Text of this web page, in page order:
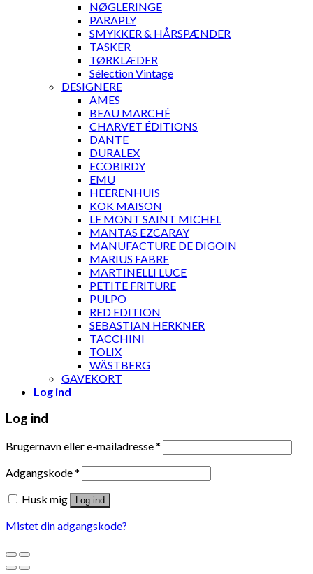
NØGLERINGE
PARAPLY
SMYKKER & HÅRSPÆNDER
TASKER
TØRKLÆDER
Sélection Vintage
DESIGNERE
AMES
BEAU MARCHÉ
CHARVET ÉDITIONS
DANTE
DURALEX
ECOBIRDY
EMU
HEERENHUIS
KOK MAISON
LE MONT SAINT MICHEL
MANTAS EZCARAY
MANUFACTURE DE DIGOIN
MARIUS FABRE
MARTINELLI LUCE
PETITE FRITURE
PULPO
RED EDITION
SEBASTIAN HERKNER
TACCHINI
TOLIX
WÄSTBERG
GAVEKORT
Log ind
Log ind
Brugernavn eller e-mailadresse*
Adgangskode*
Husk mig
Log ind
Mistet din adgangskode?